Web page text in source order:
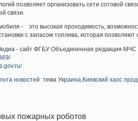
позволяет организова­ть сети сотовой
связи.
- это высокая проходимос­ть,
с запасом топлива, которая
- сайт ФГБУ Объединенная редакция МЧС
новостей темаУкраина,Киевский хаос
пожарных роботов